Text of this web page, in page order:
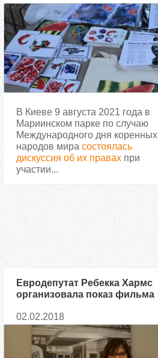
коренных народов мира
В Киеве 9 августа 2021 года в
Мариинском парке по случаю
Международного дня коренных
народов мира состоялась
дискуссия об их правах при
участии...
Евродепутат Ребекка Хармс
организовала показ фильма
02.02.2018